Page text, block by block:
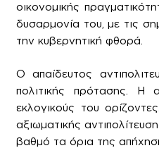
οικονομικής
δυσαρμονία του, με τις
την κυβερνητική φθορά.
Ο απαίδευτος
πολιτικής πρότασης. Η
εκλογικούς του
αξιωματικής
βαθμό τα όρια της